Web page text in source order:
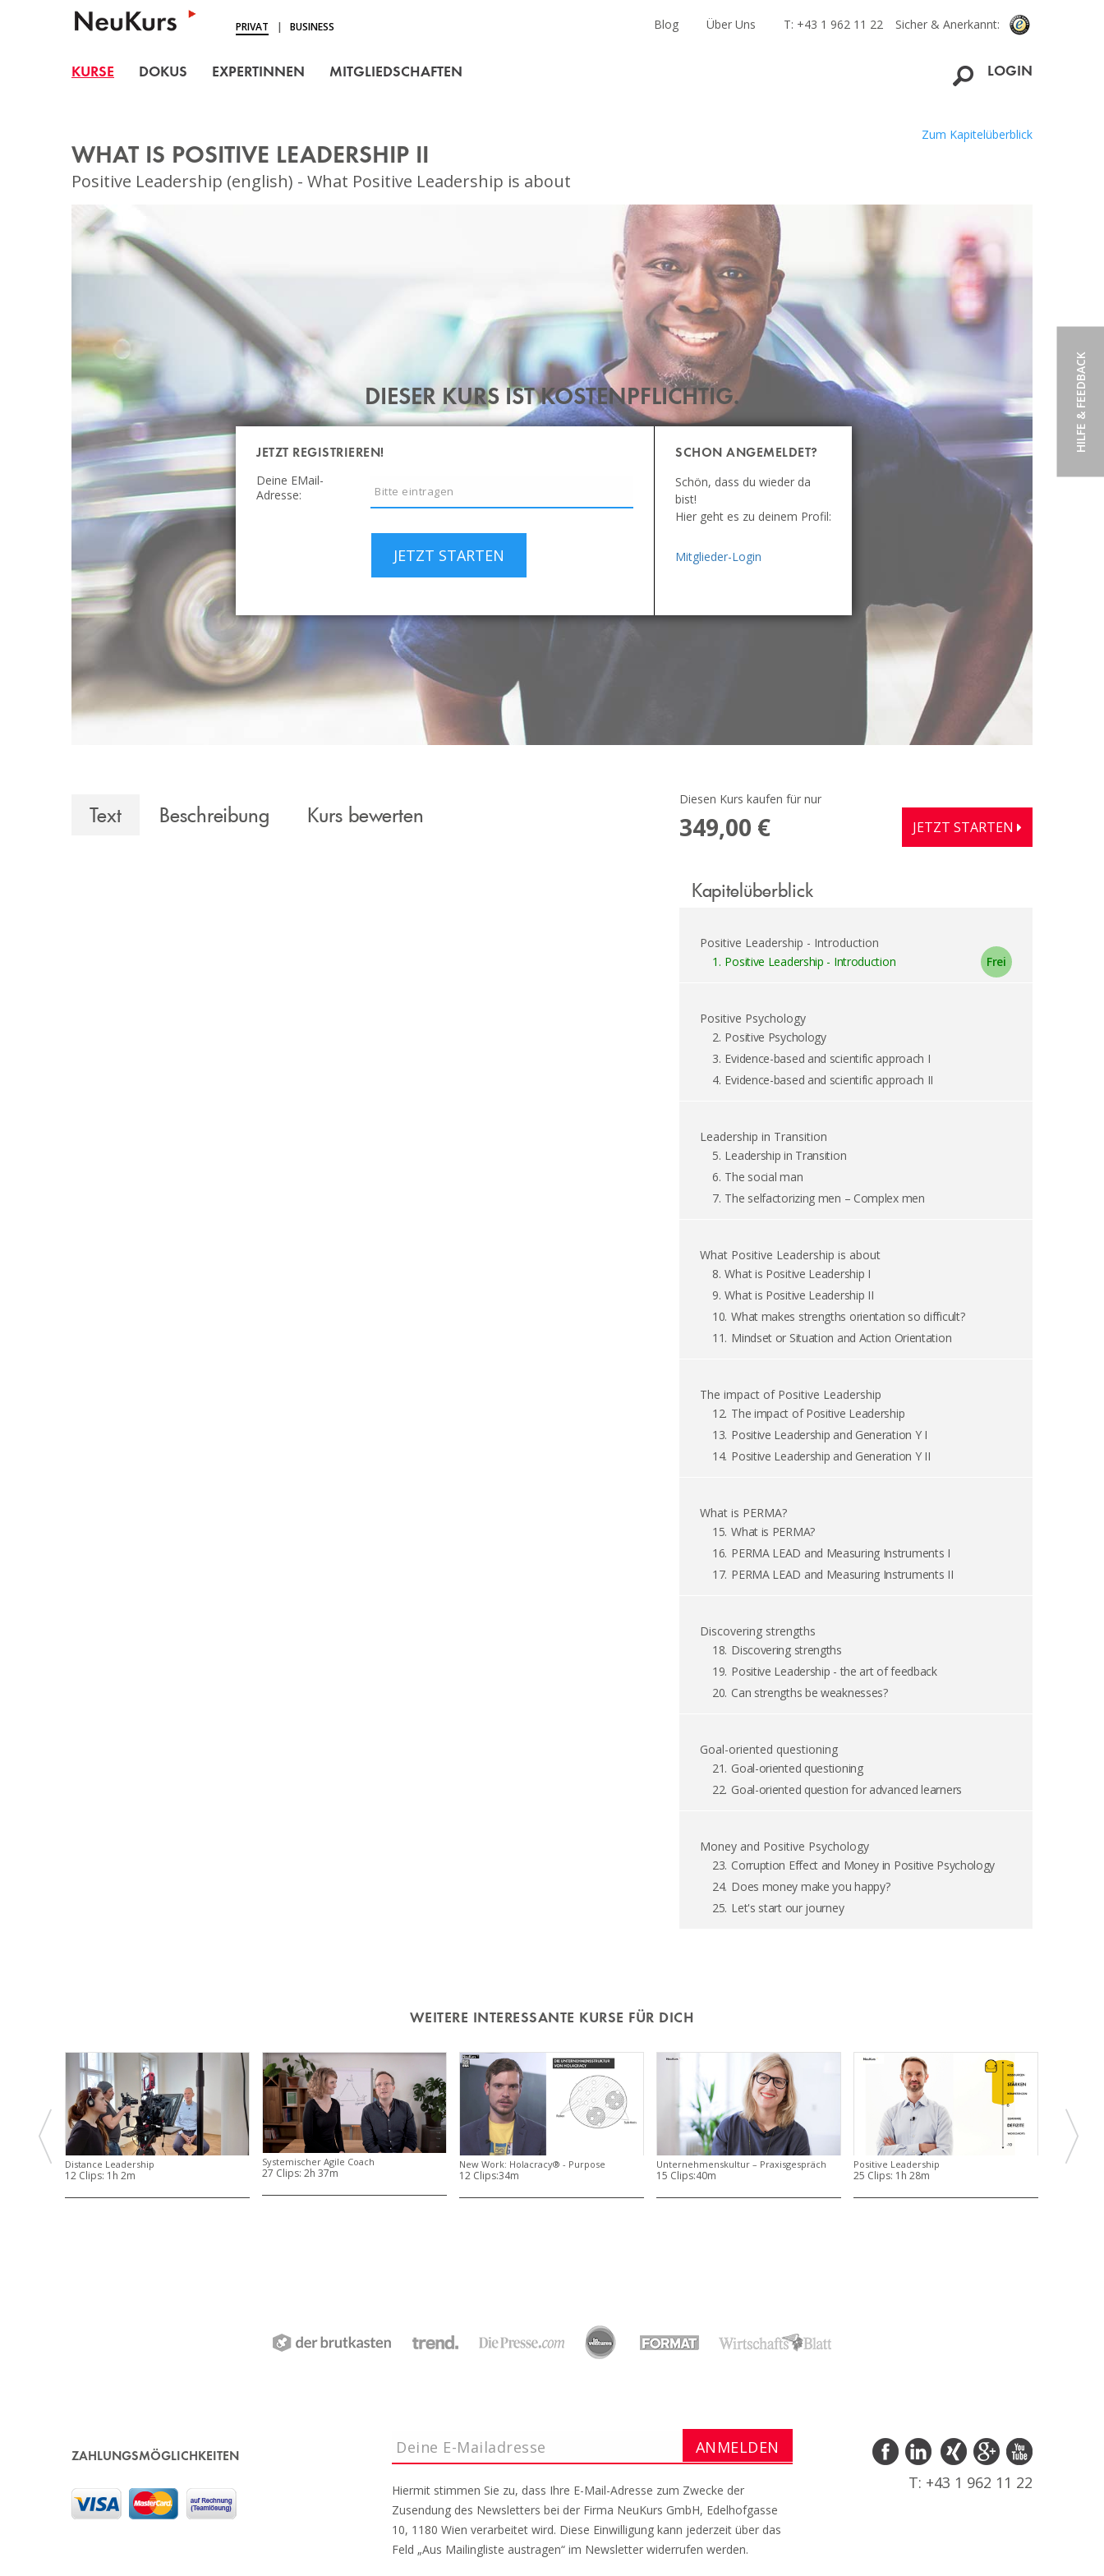
MITGLIEDSCHAFT
LOGIN
HILFE & FEEDBACK
NEUKURS - Einfach Lernen
PRIVAT | BUSINESS Sicher & Anerkannt:
Blog Über Uns T: +43 1 962 11 22
KURSE DOKUS EXPERTINNEN MITGLIEDSCHAFTEN LOGIN
WHAT IS POSITIVE LEADERSHIP II
Positive Leadership (english) - What Positive Leadership is about
Zum Kapitelüberblick
DIESER KURS IST KOSTENPFLICHTIG.
JETZT REGISTRIEREN!
Deine EMail-
Adresse:
JETZT STARTEN
SCHON ANGEMELDET?
Schön, dass du wieder da
bist!
Hier geht es zu deinem Profil:
Mitglieder-Login
Diesen Kurs kaufen für nur
349,00 € JETZT STARTEN
Kapitelüberblick
Positive Leadership - Introduction
1. Positive Leadership - Introduction
Positive Psychology
2. Positive Psychology
3. Evidence-based and scientific approach I
4. Evidence-based and scientific approach II
Leadership in Transition
5. Leadership in Transition
6. The social man
7. The selfactorizing men – Complex men
What Positive Leadership is about
8. What is Positive Leadership I
9. What is Positive Leadership II
10. What makes strengths orientation so difficult?
11. Mindset or Situation and Action Orientation
The impact of Positive Leadership
12. The impact of Positive Leadership
13. Positive Leadership and Generation Y I
14. Positive Leadership and Generation Y II
What is PERMA?
15. What is PERMA?
16. PERMA LEAD and Measuring Instruments I
17. PERMA LEAD and Measuring Instruments II
Discovering strengths
18. Discovering strengths
19. Positive Leadership - the art of feedback
20. Can strengths be weaknesses?
Goal-oriented questioning
21. Goal-oriented questioning
22. Goal-oriented question for advanced learners
Money and Positive Psychology
23. Corruption Effect and Money in Positive Psychology
24. Does money make you happy?
25. Let's start our journey
Text Beschreibung Kurs bewerten
WEITERE INTERESSANTE KURSE FÜR DICH
Distance Leadership
12 Clips: 1h 2m
Systemischer Agile Coach
27 Clips: 2h 37m
New Work: Holacracy® - Purpose
12 Clips:34m
Unternehmenskultur – Praxisgespräch
15 Clips:40m
Positive Leadership
25 Clips: 1h 28m
ZAHLUNGSMÖGLICHKEITEN
Hiermit stimmen Sie zu, dass Ihre E-Mail-Adresse zum Zwecke der
Zusendung des Newsletters bei der Firma NeuKurs GmbH, Edelhofgasse
10, 1180 Wien verarbeitet wird. Diese Einwilligung kann jederzeit über das
Feld „Aus Mailingliste austragen“ im Newsletter widerrufen werden.
T: +43 1 962 11 22